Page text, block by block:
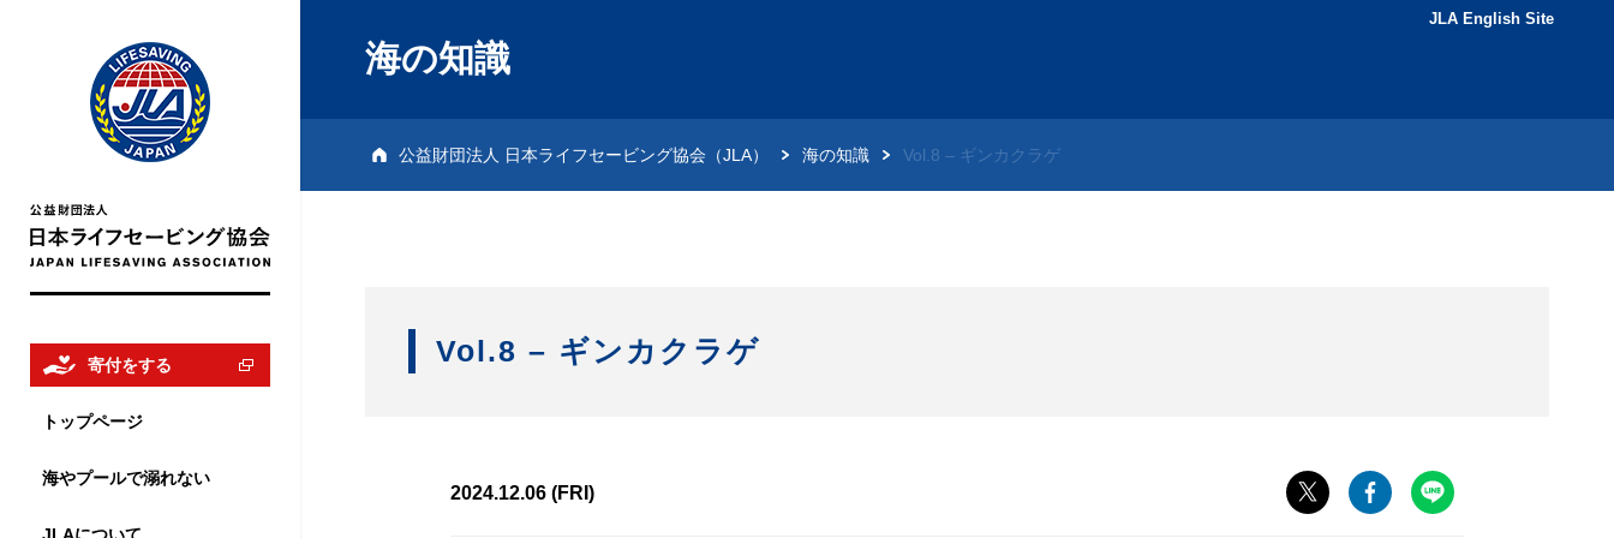
寄付をする
トップページ
海やプールで溺れない
JLA
ENGLISH
SITE
JLA English Site
海の知識
公益財団法人 日本ライフセービング協会（JLA） 海の知識 Vol.8 – ギンカクラゲ
Vol.8 – ギンカクラゲ
2024.12.06 (FRI)